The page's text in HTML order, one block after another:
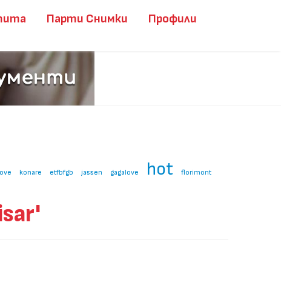
Парти Снимки Профили
konare etfbfgb jassen gagalove hot
florimont